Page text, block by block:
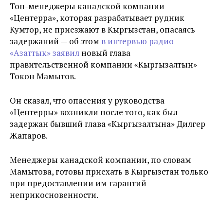
Топ-менеджеры канадской компании
«Центерра», которая разрабатывает рудник
Кумтор, не приезжают в Кыргызстан, опасаясь
задержаний — об этом в интервью радио
«Азаттык» заявил новый глава
правительственной компании «Кыргызалтын»
Токон Мамытов.
Он сказал, что опасения у руководства
«Центерры» возникли после того, как был
задержан бывший глава «Кыргызалтына» Дилгер
Жапаров.
Менеджеры канадской компании, по словам
Мамытова, готовы приехать в Кыргызстан только
при предоставлении им гарантий
неприкосновенности.